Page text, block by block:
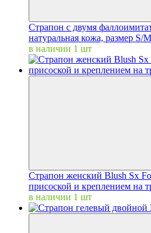
Страпон c двумя
натуральная кожа, размер S/M
в наличии 1 шт
Страпон женский Blush Sx
присоской и креплением на
в наличии 1 шт